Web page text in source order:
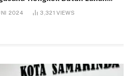
Hektare
2024 3,321VIEWS